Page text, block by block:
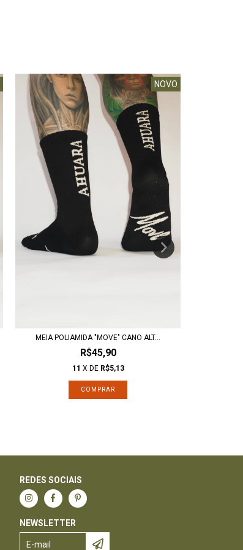
NOVO
MEIA POLIAMIDA "MOVE" CANO ALT...
R$45,90
11 X DE R$5,13
COMPRAR
REDES SOCIAIS
NEWSLETTER